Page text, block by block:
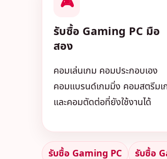
🎮
รับซื้อ Gaming PC มือ
สอง
คอมเล่นเกม คอมประกอบเอง
คอมแบรนด์เกมมิ่ง คอมสตรีมเ
และคอมตัดต่อที่ยังใช้งานได้
รับซื้อ Gaming PC รับซื้อ